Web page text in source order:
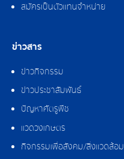
สมัครเป็นตัวแทนจำหน่าย
ข่าวสาร
ข่าวกิจกรรม
ข่าวประชาสัมพันธ์
ปัญหาศัตรูพืช
แวดวงเกษตร
กิจกรรมเพื่อสังคม/สิ่งแวดล้อม